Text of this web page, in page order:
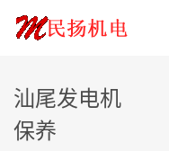
汕尾发电机
保养